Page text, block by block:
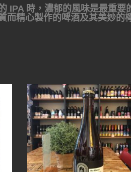
IPA 時，濃郁的風味是最重
而精心製作的啤酒及其美妙的